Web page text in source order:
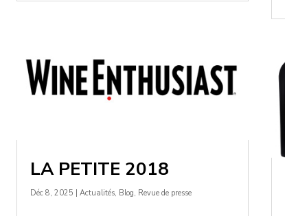
LA PETITE 2018
Déc 8, 2025 Actualités, Blog, Revue de presse